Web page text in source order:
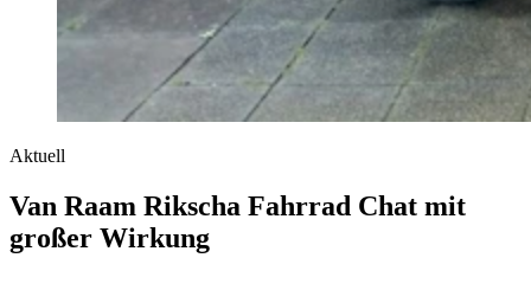
Aktuell
Van Raam Rikscha Fahrrad Chat mit
großer Wirkung